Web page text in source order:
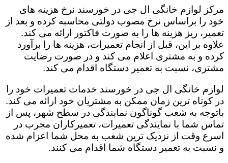
مرکز لوازم خانگی ال جی در خورسند نرخ هزینه های
خود را براساس نرخ مصوب دولتی محاسبه کرده و بعد از
تعمیر، ریز هزینه ها را به صورت فاکتور ارائه می کند.
علاوه بر این، قبل از انجام تعمیرات، هزینه ها را برآورد
کرده و به مشتری اعلام می کند و در صورت رضایت
مشتری، نسبت به تعمیر دستگاه اقدام می کند.
لوازم خانگی ال جی در خورسند خدمات تعمیرات خود را
در کوتاه ترین زمان ممکن به مشتریان خود ارائه می کند.
باتوجه به شعب گوناگون نمایندگی در سطح شهر، پس از
تماس شما با نمایندگی تعمیرات، تعمیرکاران مجرب در
اسرع وقت از نزدیک ترین شعب به محل شما اعزام شده
و نسبت به تعمیر دستگاه شما اقدام می کنند.